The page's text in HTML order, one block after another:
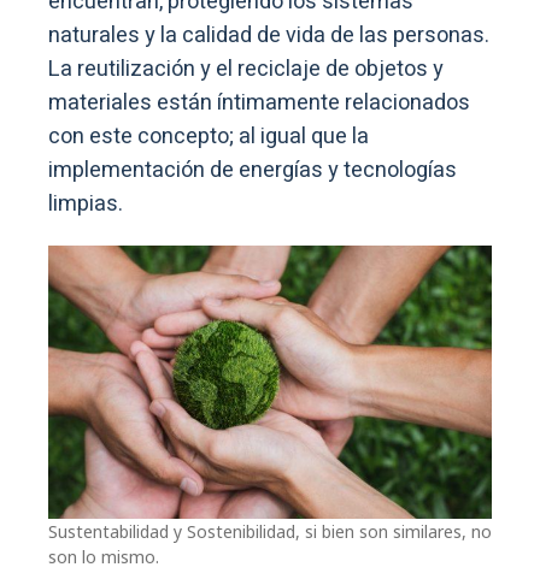
naturales y la calidad de vida de las personas.
La reutilización y el reciclaje de objetos y
materiales están íntimamente relacionados
con este concepto; al igual que la
implementación de energías y tecnologías
limpias.
Sustentabilidad y Sostenibilidad, si bien son similares, no
son lo mismo.